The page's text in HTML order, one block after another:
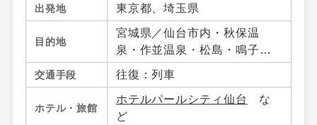
出発地 東京都、埼玉県
目的地
宮城県／仙台市内・秋保温
泉・作並温泉・松島・鳴子温
泉郷・宮城蔵王・白石・笹
谷・南三陸・気仙沼・宮城県
その他、山形県／山形市内・
山形蔵王・上山・赤湯温泉・
交通手段 往復：列車
ホテル・旅館
ホテルパールシティ仙台
な
ど